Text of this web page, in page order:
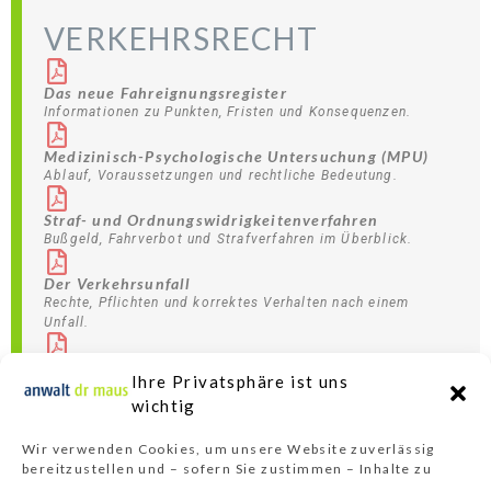
Ihre Privatsphäre ist uns
wichtig
Wir verwenden Cookies, um unsere Website zuverlässig
bereitzustellen und – sofern Sie zustimmen – Inhalte zu
VERKEHRSRECHT
Das neue Fahreignungsregister
Informationen zu Punkten, Fristen und Konsequenzen.
Medizinisch-Psychologische Untersuchung (MPU)
Ablauf, Voraussetzungen und rechtliche Bedeutung.
Straf- und Ordnungswidrigkeitenverfahren
Bußgeld, Fahrverbot und Strafverfahren im Überblick.
Der Verkehrsunfall
Rechte, Pflichten und korrektes Verhalten nach einem
Unfall.
Erfassung aller relevanten Unfallinformationen.
Hinweise zur Schadensregulierung und
Versicherungsabwicklung.